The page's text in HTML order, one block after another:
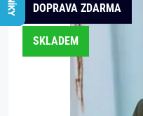
DOPRAVA ZDARMA
SKLADEM